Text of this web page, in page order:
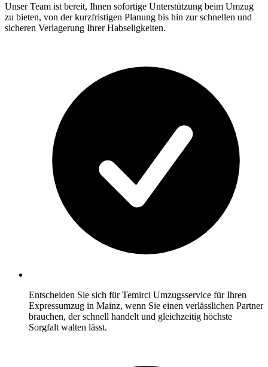
Unser Team ist bereit, Ihnen sofortige Unterstützung beim Umzug
zu bieten, von der kurzfristigen Planung bis hin zur schnellen und
sicheren Verlagerung Ihrer Habseligkeiten.
Entscheiden Sie sich für Temirci Umzugsservice für Ihren
Expressumzug in Mainz, wenn Sie einen verlässlichen Partner
brauchen, der schnell handelt und gleichzeitig höchste
Sorgfalt walten lässt.